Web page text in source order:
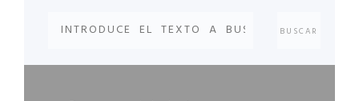
Solicitud de publicaciones
Fondos documentales